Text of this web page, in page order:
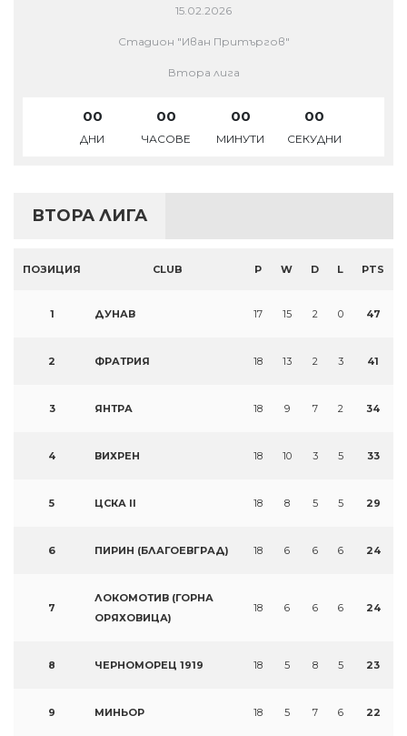
15.02.2026
Стадион "Иван Притъргов"
Втора лига
00
ДНИ
00
ЧАСОВЕ
00
МИНУТИ
00
СЕКУДНИ
ВТОРА ЛИГА
ПОЗИЦИЯ CLUB P W D L PTS
1 ДУНАВ 17 15 2 0 47
2 ФРАТРИЯ 18 13 2 3 41
3 ЯНТРА 18 9 7 2 34
4 ВИХРЕН 18 10 3 5 33
5 ЦСКА II 18 8 5 5 29
6 ПИРИН (БЛАГОЕВГРАД) 18 6 6 6 24
7
ЛОКОМОТИВ (ГОРНА
ОРЯХОВИЦА)
18 6 6 6 24
8 ЧЕРНОМОРЕЦ 1919 18 5 8 5 23
9 МИНЬОР 18 5 7 6 22